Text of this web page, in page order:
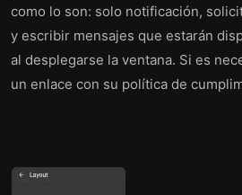
como lo son: solo notificación,
y escribir mensajes que estarán
al desplegarse la ventana. Si es
un enlace con su política de